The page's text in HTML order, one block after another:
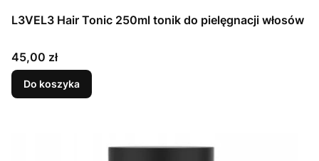
L3VEL3 Hair Tonic 250ml tonik do pielęgnacji włosów
Cena
45,00 zł
Do koszyka